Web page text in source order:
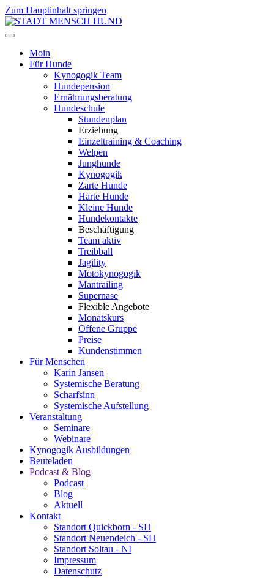
Zum Hauptinhalt springen
Moin
Für Hunde
Kynogogik Team
Hundepension
Ernährungsberatung
Hundeschule
Stundenplan
Erziehung
Einzeltraining & Coaching
Welpen
Junghunde
Kynogogik
Zarte Hunde
Harte Hunde
Kleine Hunde
Hundekontakte
Beschäftigung
Team aktiv
Treibball
Jagility
Motokynogogik
Mantrailing
Supernase
Flexible Angebote
Monatskurs
Offene Gruppe
Preise
Kundenstimmen
Für Menschen
Karin Jansen
Systemische Beratung
Scharfsinn
Systemische Aufstellung
Veranstaltung
Seminare
Webinare
Kynogogik Ausbildungen
Beuteladen
Podcast & Blog
Podcast
Blog
Aktuell
Kontakt
Standort Quickborn - SH
Standort Neuendeich - SH
Standort Soltau - NI
Impressum
Datenschutz